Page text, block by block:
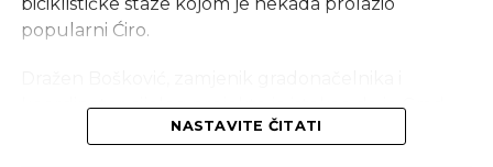
Ponosni smo na Grad Mostar i čestitamo im na
prestižnoj tituli – Europski grad vina za 2024.
popularni Ćiro.
koordinator cijelog projekta je istakao da je Grad
Trebinje, već treću godinu zaredom, uključen u
NASTAVITE ČITATI